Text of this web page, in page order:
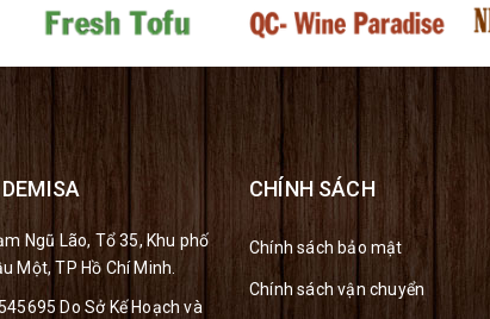
Ngũ Lão, Tổ 35, Khu phố
Một, TP Hồ Chí Minh.
Do Sở Kế Hoạch và
CHÍNH SÁCH
Chính sách bảo mật
Chính sách vận chuyển